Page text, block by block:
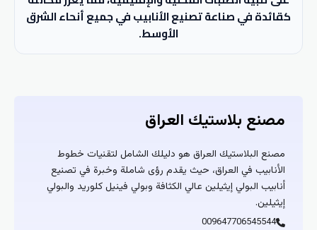
كقائدة في صناعة تصنيع الأنابيب في جميع أنحاء الشرق
الأوسط.
مصنع بلاستيك العراق
مصنع البلاستيك العراق هو دليلك الشامل لتقنيات خطوط
الأنابيب في العراق، حيث يقدم رؤى شاملة وخبرة في تصنيع
أنابيب البولي إيثيلين عالي الكثافة وبولي فينيل كلوريد والبولي
إيثيلين.
009647706545544